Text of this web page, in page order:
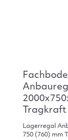
Tragkraft
Lagerregal
750 (760) mm